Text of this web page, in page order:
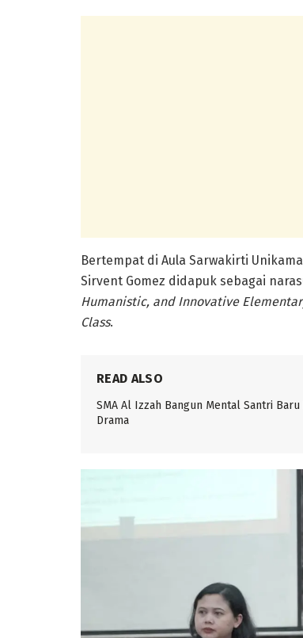
Bertempat di Aula Sarwakirti
Sirvent Gomez didapuk sebagai
Humanistic, and Innovative
Class.
READ ALSO
SMA Al Izzah Bangun Mental Santri Baru
Drama